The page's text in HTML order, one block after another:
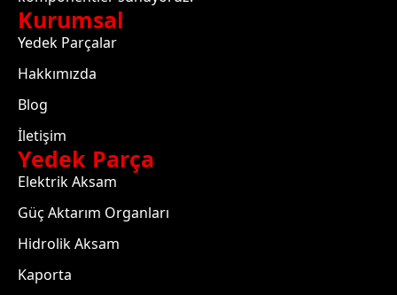
Kurumsal
Yedek Parçalar
Hakkımızda
Blog
İletişim
Yedek Parça
Elektrik Aksam
Güç Aktarım Organları
Hidrolik Aksam
Kaporta